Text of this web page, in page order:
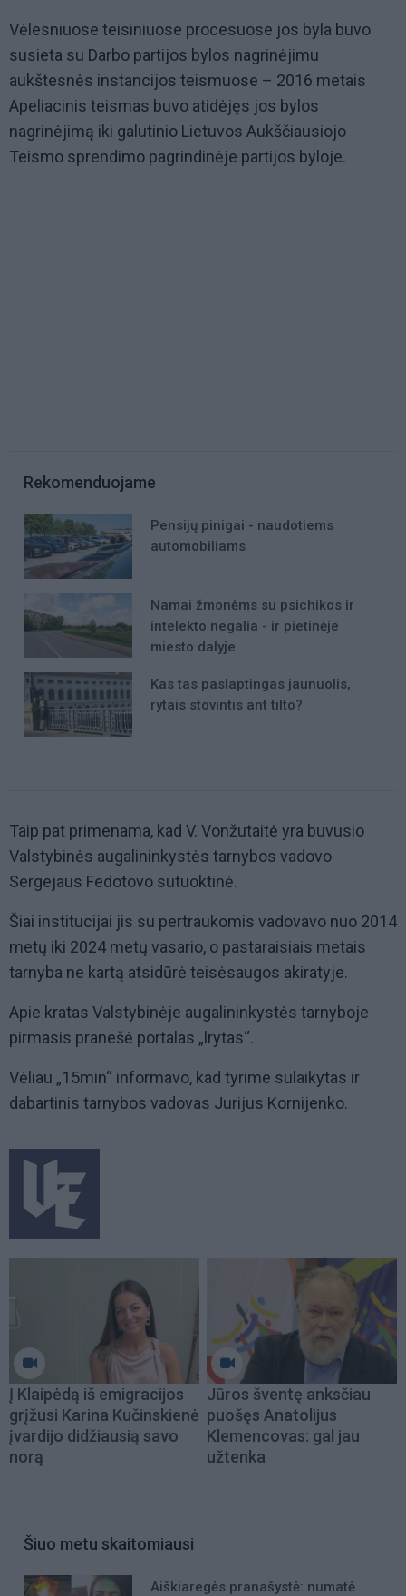
Vėlesniuose teisiniuose procesuose jos byla buvo
susieta su Darbo partijos bylos nagrinėjimu
aukštesnės instancijos teismuose – 2016 metais
Apeliacinis teismas buvo atidėjęs jos bylos
nagrinėjimą iki galutinio Lietuvos Aukščiausiojo
Teismo sprendimo pagrindinėje partijos byloje.
Rekomenduojame
Pensijų pinigai - naudotiems
automobiliams
Namai žmonėms su psichikos ir
intelekto negalia - ir pietinėje
miesto dalyje
Kas tas paslaptingas jaunuolis,
rytais stovintis ant tilto?
Taip pat primenama, kad V. Vonžutaitė yra buvusio
Valstybinės augalininkystės tarnybos vadovo
Sergejaus Fedotovo sutuoktinė.
Šiai institucijai jis su pertraukomis vadovavo nuo 2014
metų iki 2024 metų vasario, o pastaraisiais metais
tarnyba ne kartą atsidūrė teisėsaugos akiratyje.
Apie kratas Valstybinėje augalininkystės tarnyboje
pirmasis pranešė portalas „lrytas“.
Vėliau „15min“ informavo, kad tyrime sulaikytas ir
dabartinis tarnybos vadovas Jurijus Kornijenko.
Į Klaipėdą iš emigracijos
grįžusi Karina Kučinskienė
įvardijo didžiausią savo
norą
Jūros šventę anksčiau
puošęs Anatolijus
Klemencovas: gal jau
užtenka
Šiuo metu skaitomiausi
Aiškiaregės pranašystė: numatė